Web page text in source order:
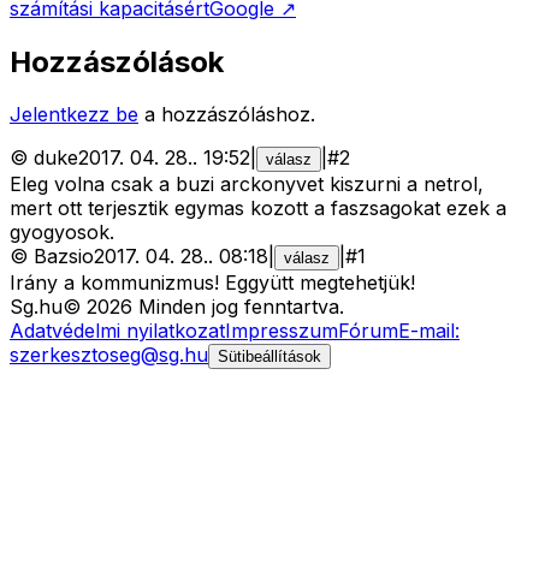
számítási kapacitásértGoogle ↗
Hozzászólások
Jelentkezz be a hozzászóláshoz.
© duke2017. 04. 28.. 19:52 válasz #2
Eleg volna csak a buzi arckonyvet kiszurni a netrol,
mert ott terjesztik egymas kozott a faszsagokat ezek a
gyogyosok.
© Bazsio2017. 04. 28.. 08:18 válasz #1
Irány a kommunizmus! Eggyütt megtehetjük!
Sg.hu© 2026 Minden jog fenntartva.
Adatvédelmi nyilatkozatImpresszumFórumE-mail:
szerkesztoseg@sg.hu Sütibeállítások